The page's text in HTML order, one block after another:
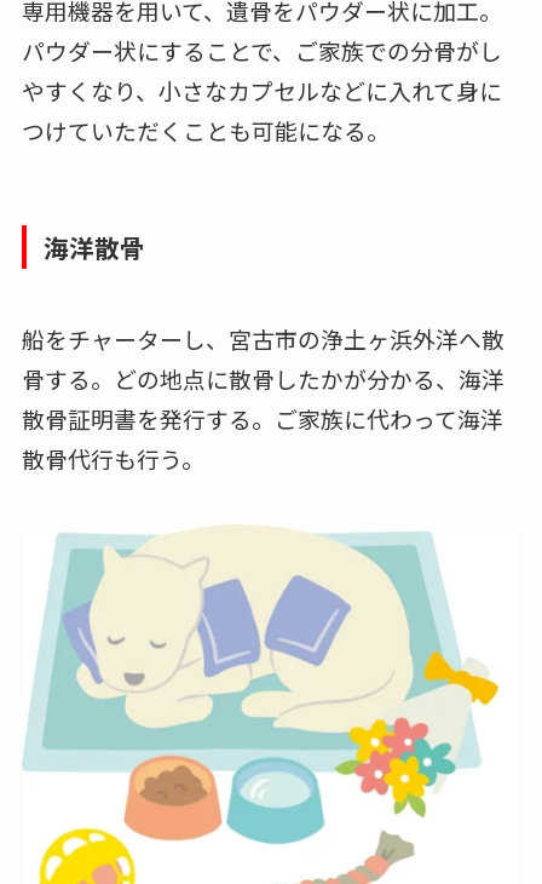
専用機器を用いて、遺骨をパウダー状に加工。
パウダー状にすることで、ご家族での分骨がし
やすくなり、小さなカプセルなどに入れて身に
つけていただくことも可能になる。
海洋散骨
船をチャーターし、宮古市の浄土ヶ浜外洋へ散
骨する。どの地点に散骨したかが分かる、海洋
散骨証明書を発行する。ご家族に代わって海洋
散骨代行も行う。